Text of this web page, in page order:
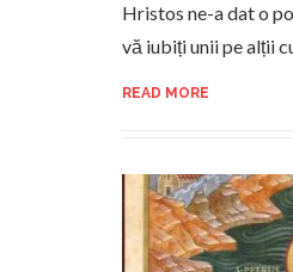
Hristos ne-a dat o
vă iubiți unii pe alții
READ MORE